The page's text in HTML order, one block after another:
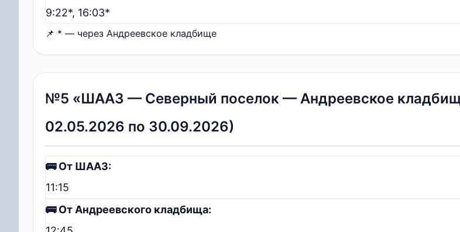
9:22*, 16:03*
📌 * — через Андреевское кладбище
№5 «ШААЗ — Северный поселок — Андреевское
02.05.2026 по 30.09.2026)
🚌 От ШААЗ:
11:15
🚌 От Андреевского кладбища: